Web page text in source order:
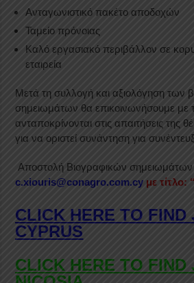
Ανταγωνιστικό πακέτο αποδοχών
Ταμείο πρόνοιας
Καλό εργασιακό περιβάλλον σε
εταιρεία
Μετά τη συλλογή και αξιολόγηση των
σημειωμάτων θα επικοινωνήσουμε με
ανταποκρίνονται στις απαιτήσεις της
για να οριστεί συνάντηση για
Αποστολή Βιογραφικών σημειωμάτων
c.xiouris@conagro.com.cy με
CLICK HERE TO FIND
CYPRUS
CLICK HERE TO FIND